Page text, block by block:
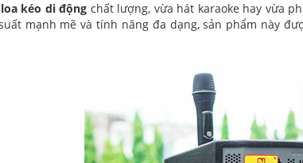
loa kéo di động chất lượng, vừa hát karaoke hay vừa
mạnh mẽ và tính năng đa dạng, sản phẩm này